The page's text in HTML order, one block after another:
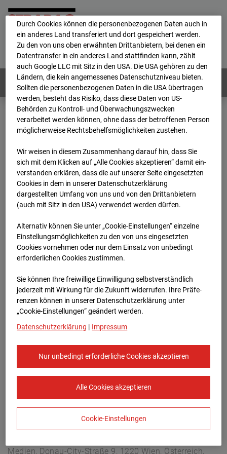
Home E-Mail Impressum
Login
Deutsch / English
Webcams: Alle Länder
Home
Deutschland
BC-114 BV-Ausbau Bonatzbau -Cam2
Archiv
2026
05 06 07:45
BC-114 BV-Ausbau
Bonatzbau -Cam2
Arnulf Klett Platz, 70173 Stuttgart
Zur Übersicht
Europe/Berlin
Medien, Donau-City-Straße 9, 1220 Wien, Österreich,
Durch Cookies können die personenbezogenen Daten auch in
ein anderes Land transferiert und dort gespeichert werden.
Zu den von uns oben erwähnten Drittanbietern, bei denen ein
Datentransfer in ein anderes Land stattfinden kann, zählt
auch Google LLC mit Sitz in den USA. Die USA gehören zu den
Ländern, die kein angemessenes Datenschutzniveau bieten.
Sollten die personenbezogenen Daten in die USA übertragen
werden, besteht das Risiko, dass diese Daten von US-
Behörden zu Kontroll- und Überwachungszwecken
verarbeitet werden können, ohne dass der betroffenen Person
möglicherweise Rechtsbehelfsmöglichkeiten zustehen.
Wir weisen in diesem Zusammenhang darauf hin, dass Sie
sich mit dem Klicken auf „Alle Cookies akzeptieren“ damit ein­
ver­standen erklären, dass die auf unserer Seite eingesetzten
Cookies in dem in unserer Datenschutzerklärung
dargestellten Umfang von uns und von den Drittanbietern
(auch mit Sitz in den USA) verwendet werden dürfen.
Alternativ können Sie unter „Cookie-Einstellungen“ einzelne
Einstellungsmöglichkeiten zu den von uns eingesetzten
Cookies vornehmen oder nur dem Einsatz von unbedingt
erforderlichen Cookies zustimmen.
Sie können Ihre freiwillige Einwilligung selbstverständlich
jederzeit mit Wirkung für die Zukunft widerrufen. Ihre Prä­fe­
renzen können in unserer Datenschutzerklärung unter
„Cookie-Einstellungen“ geändert werden.
Datenschutzerklärung | Impressum
Nur unbedingt erforderliche Cookies akzeptieren
Alle Cookies akzeptieren
Cookie-Einstellungen